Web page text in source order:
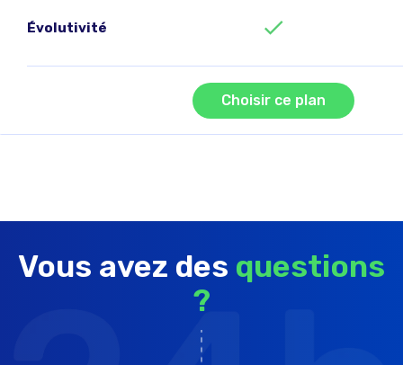
Évolutivité
Choisir ce plan
Vous avez des questions
?